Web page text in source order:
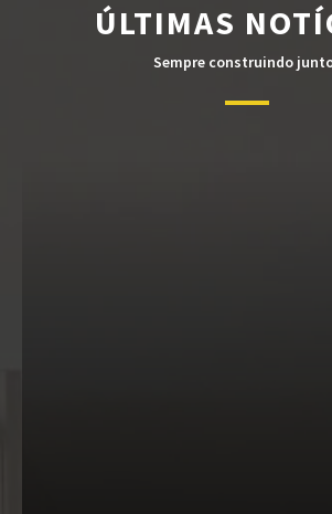
ÚLTIMAS
Sempre construindo